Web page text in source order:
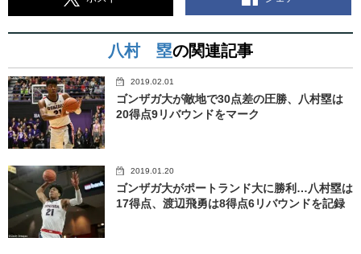
八村 塁の関連記事
2019.02.01
ゴンザガ大が敵地で30点差の圧勝、八村塁は
20得点9リバウンドをマーク
2019.01.20
ゴンザガ大がポートランド大に勝利…八村塁は
17得点、渡辺飛勇は8得点6リバウンドを記録